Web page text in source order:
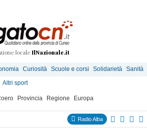
localeIlNazionale.it
Curiosità Scuole e corsi Solidarietà Sanità
Altri sport
Provincia Regione Europa
Radio Alba